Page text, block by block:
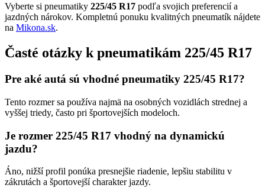
Vyberte si pneumatiky 225/45 R17 podľa svojich preferencií a
jazdných nárokov. Kompletnú ponuku kvalitných pneumatík nájdete
na Mikona.sk.
Časté otázky k pneumatikám 225/45 R17
Pre aké autá sú vhodné pneumatiky 225/45 R17?
Tento rozmer sa používa najmä na osobných vozidlách strednej a
vyššej triedy, často pri športovejších modeloch.
Je rozmer 225/45 R17 vhodný na dynamickú
jazdu?
Áno, nižší profil ponúka presnejšie riadenie, lepšiu stabilitu v
zákrutách a športovejší charakter jazdy.